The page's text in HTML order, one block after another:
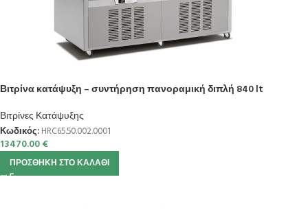
Βιτρίνα κατάψυξη – συντήρηση πανοραμική διπλή 840 lt
Βιτρίνες Κατάψυξης
Κωδικός: HRC65.50.002.0001
13470.00€
ΠΡΟΣΘΉΚΗ ΣΤΟ ΚΑΛΆΘΙ